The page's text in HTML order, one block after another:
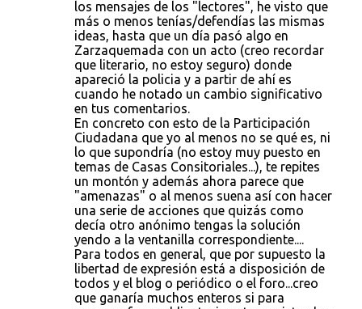
los mensajes de los "lectores", he visto que
más o menos tenías/defendías las mismas
ideas, hasta que un día pasó algo en
Zarzaquemada con un acto (creo recordar
que literario, no estoy seguro) donde
apareció la policia y a partir de ahí es
cuando he notado un cambio significativo
en tus comentarios.
En concreto con esto de la Participación
Ciudadana que yo al menos no se qué es, ni
lo que supondría (no estoy muy puesto en
temas de Casas Consitoriales...), te repites
un montón y además ahora parece que
"amenazas" o al menos suena así con hacer
una serie de acciones que quizás como
decía otro anónimo tengas la solución
yendo a la ventanilla correspondiente....
Para todos en general, que por supuesto la
libertad de expresión está a disposición de
todos y el blog o periódico o el foro...creo
que ganaría muchos enteros si para